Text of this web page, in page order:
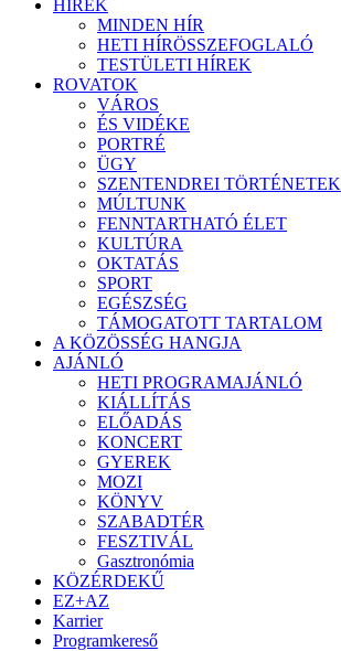
HÍREK
MINDEN HÍR
HETI HÍRÖSSZEFOGLALÓ
TESTÜLETI HÍREK
ROVATOK
VÁROS
ÉS VIDÉKE
PORTRÉ
ÜGY
SZENTENDREI TÖRTÉNETEK
MÚLTUNK
FENNTARTHATÓ ÉLET
KULTÚRA
OKTATÁS
SPORT
EGÉSZSÉG
TÁMOGATOTT TARTALOM
A KÖZÖSSÉG HANGJA
AJÁNLÓ
HETI PROGRAMAJÁNLÓ
KIÁLLÍTÁS
ELŐADÁS
KONCERT
GYEREK
MOZI
KÖNYV
SZABADTÉR
FESZTIVÁL
Gasztronómia
KÖZÉRDEKŰ
EZ+AZ
Karrier
Programkereső